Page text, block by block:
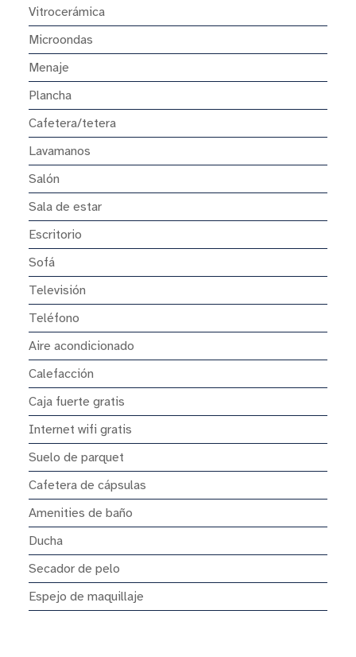
Vitrocerámica
Microondas
Menaje
Plancha
Cafetera/tetera
Lavamanos
Salón
Sala de estar
Escritorio
Sofá
Televisión
Teléfono
Aire acondicionado
Calefacción
Caja fuerte gratis
Internet wifi gratis
Suelo de parquet
Cafetera de cápsulas
Amenities de baño
Ducha
Secador de pelo
Espejo de maquillaje